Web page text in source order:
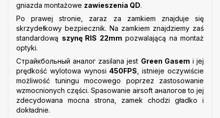
gniazda montażowe zawieszenia QD.
Po prawej stronie, zaraz za zamkiem znajduje się
skrzydełkowy bezpiecznik. Na zamkiem znajdziemy zaś
standardową szynę RIS 22mm pozwalającą na montaż
optyki.
Страйкбольный аналог zasilana jest Green Gasem i jej
prędkość wylotowa wynosi 450FPS , istnieje oczywiście
możliwość tuningu mocowego poprzez zastosowanie
wzmocnionych części. Spasowanie airsoft аналогов to jej
zdecydowana mocna strona, zamek chodzi gładko i
dokładnie.